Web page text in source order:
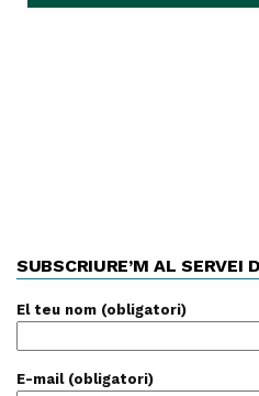
SUBSCRIURE’M AL SERVEI
El teu nom (obligatori)
E-mail (obligatori)